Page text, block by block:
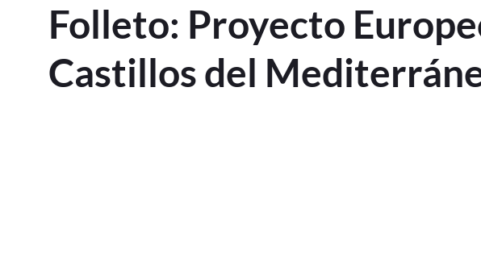
Folleto: Proyecto
Castillos del